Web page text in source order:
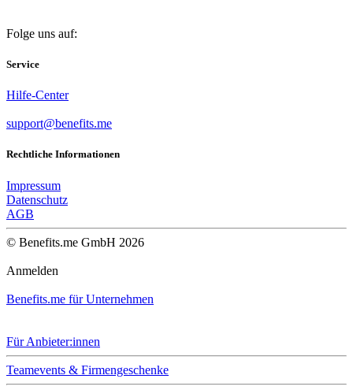
Folge uns auf:
Service
Hilfe-Center
support@benefits.me
Rechtliche Informationen
Impressum
Datenschutz
AGB
© Benefits.me GmbH 2026
Anmelden
Benefits.me für Unternehmen
Für Anbieter:innen
Teamevents & Firmengeschenke